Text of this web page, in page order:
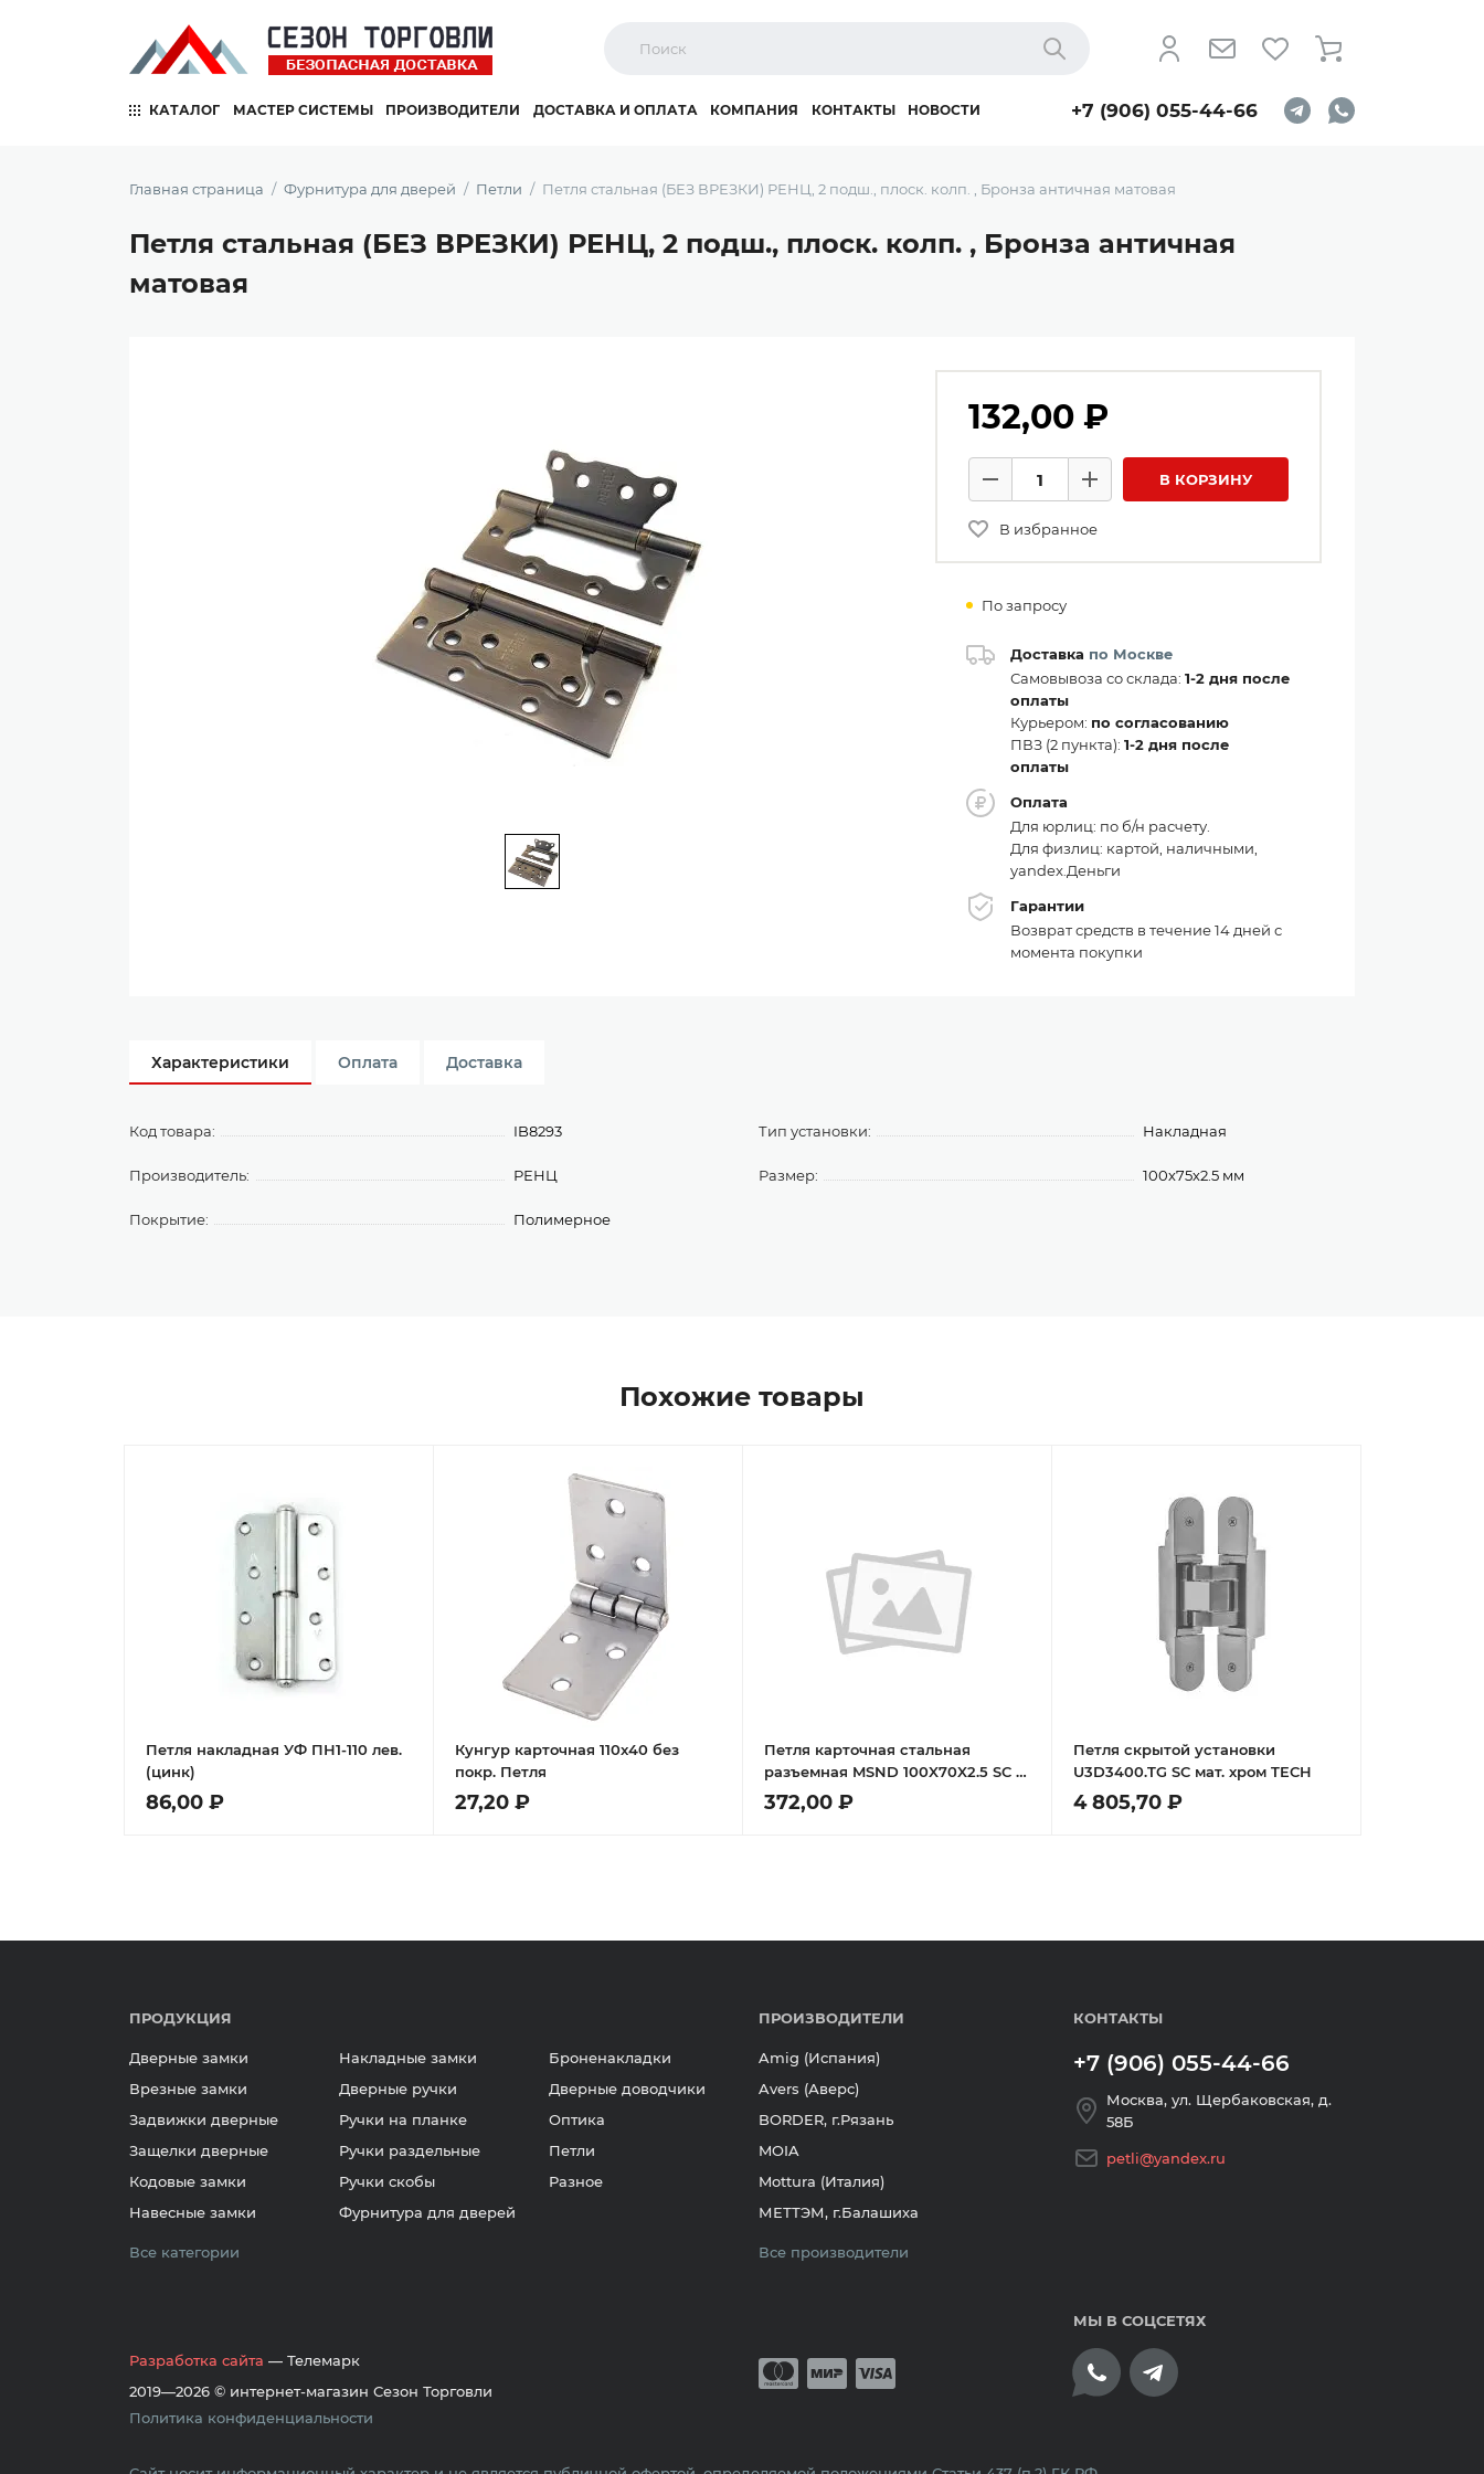
Найти
КАТАЛОГ МАСТЕР СИСТЕМЫ ПРОИЗВОДИТЕЛИ ДОСТАВКА И ОПЛАТА КОМПАНИЯ КОНТАКТЫ НОВОСТИ +7 (906) 055-44-66
Главная страница Фурнитура для дверей Петли Петля стальная (БЕЗ ВРЕЗКИ) РЕНЦ, 2 подш., плоск. колп. , Бронза античная матовая
Петля стальная (БЕЗ ВРЕЗКИ) РЕНЦ, 2 подш., плоск. колп. , Бронза античная
матовая
132,00 ₽
Количество товаров
Минус
Плюс В КОРЗИНУ
В избранное
По запросу
Доставка по Москве
Самовывоза со склада: 1-2 дня после
оплаты
Курьером: по согласованию
ПВЗ (2 пункта): 1-2 дня после
оплаты
Оплата
Для юрлиц: по б/н расчету.
Для физлиц: картой, наличными,
yandex.Деньги
Гарантии
Возврат средств в течение 14 дней с
момента покупки
Характеристики Оплата Доставка
Код товара: IB8293
Производитель: РЕНЦ
Покрытие: Полимерное
Тип установки: Накладная
Размер: 100х75х2.5 мм
Похожие товары
Петля накладная УФ ПН1-110 лев.
(цинк)
86,00 ₽
Кунгур карточная 110x40 без
покр. Петля
27,20 ₽
Петля карточная стальная
разъемная MSND 100X70X2.5 SC L
с подшипником левая, врезная на
круглой оси, вес полотна до 40
372,00 ₽
Петля скрытой установки
U3D3400.TG SC мат. хром TECH
4 805,70 ₽
ПРОДУКЦИЯ
Дверные замки
Врезные замки
Задвижки дверные
Защелки дверные
Кодовые замки
Навесные замки
Накладные замки
Дверные ручки
Ручки на планке
Ручки раздельные
Ручки скобы
Фурнитура для дверей
Броненакладки
Дверные доводчики
Оптика
Петли
Разное
Все категории
ПРОИЗВОДИТЕЛИ
Amig (Испания)
Avers (Аверс)
BORDER, г.Рязань
MOIA
Mottura (Италия)
МЕТТЭМ, г.Балашиха
Все производители
КОНТАКТЫ
+7 (906) 055-44-66
Москва, ул. Щербаковская, д.
58Б
petli@yandex.ru
Разработка сайта — Телемарк
2019—2026 © интернет-магазин Сезон Торговли
Политика конфиденциальности
Принимается оплата банковскими картами
МЫ В СОЦСЕТЯХ